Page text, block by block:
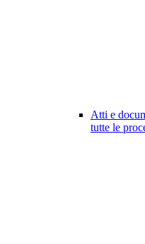
Atti e
tutte le